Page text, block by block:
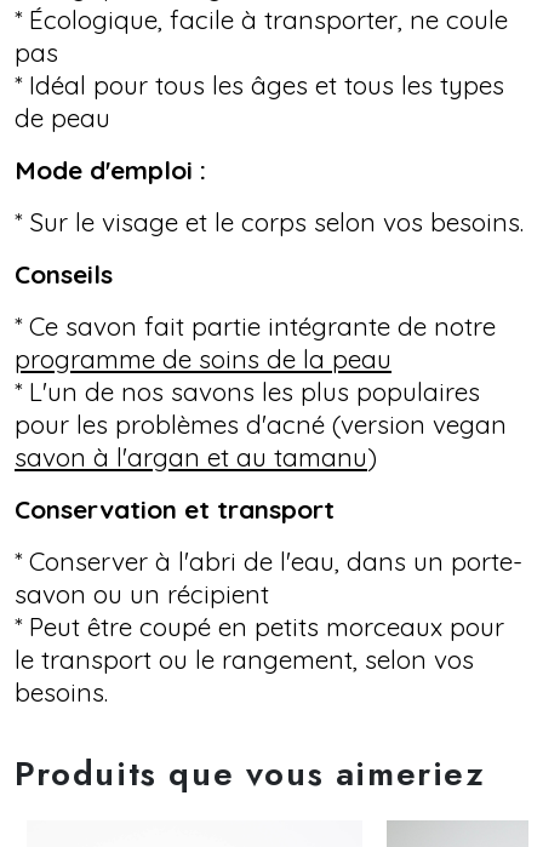
* Écologique, facile à transporter, ne coule
pas
* Idéal pour tous les âges et tous les types
de peau
Mode d'emploi :
* Sur le visage et le corps selon vos besoins.
Conseils
* Ce savon fait partie intégrante de notre
programme de soins de la peau
* L'un de nos savons les plus populaires
pour les problèmes d'acné (version vegan
savon à l'argan et au tamanu)
Conservation et transport
* Conserver à l'abri de l'eau, dans un porte-
savon ou un récipient
* Peut être coupé en petits morceaux pour
le transport ou le rangement, selon vos
besoins.
Produits que vous aimeriez